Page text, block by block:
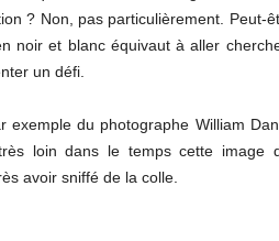
? Non, pas particulièrement. Peut-
noir et blanc équivaut à aller
un défi.
exemple du photographe William
loin dans le temps cette image
avoir sniffé de la colle.